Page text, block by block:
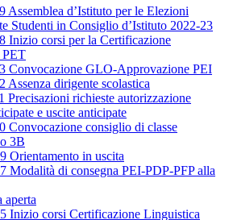
Assemblea d’Istituto per le Elezioni
Studenti in Consiglio d’Istituto 2022-23
Inizio corsi per la Certificazione
PET
Convocazione GLO-Approvazione PEI
Assenza dirigente scolastica
Precisazioni richieste autorizzazione
e uscite anticipate
Convocazione consiglio di classe
3B
Orientamento in uscita
Modalità di consegna PEI-PDP-PFP alla
aperta
Inizio corsi Certificazione Linguistica